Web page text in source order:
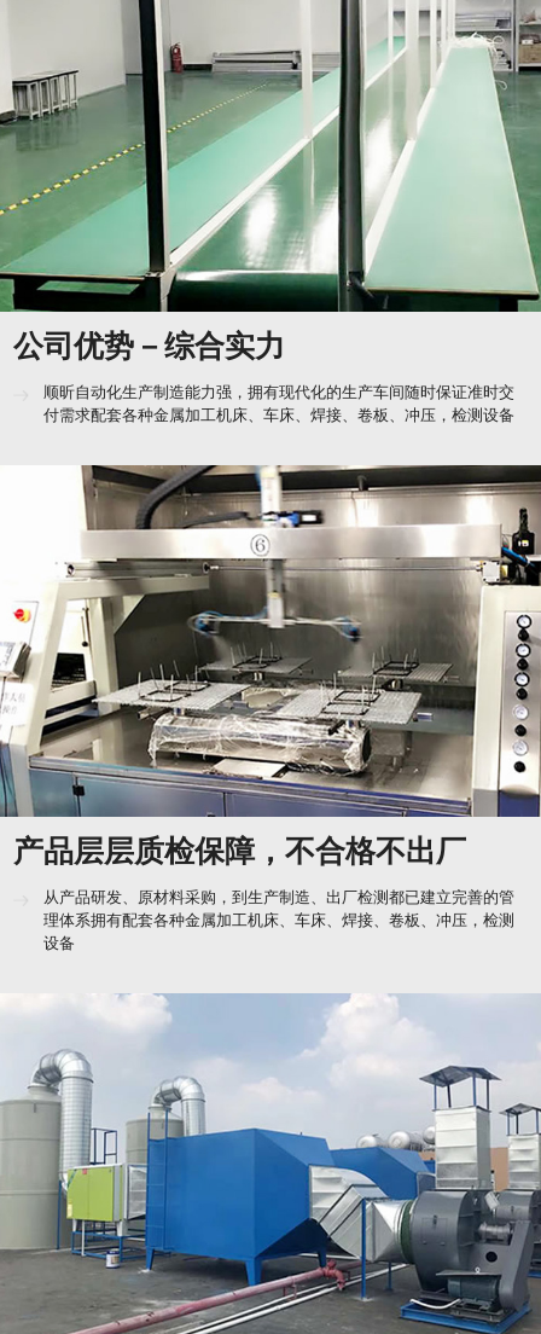
公司优势－综合实力
顺昕自动化生产制造能力强，拥有现代化的生产车间随时保证准时交
付需求配套各种金属加工机床、车床、焊接、卷板、冲压，检测设备
产品层层质检保障，不合格不出厂
从产品研发、原材料采购，到生产制造、出厂检测都已建立完善的管
理体系拥有配套各种金属加工机床、车床、焊接、卷板、冲压，检测
设备
厂家直接对接服务，全方位合作无忧
凭借成熟工艺及核心技术，产品功效、相关配件等方面陈推出新，精
益求精与物流、快递公司建立深度合作关系，为客户的订单提供高效
运输服务